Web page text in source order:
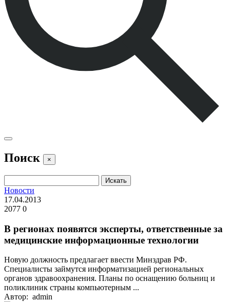
Поиск ×
Новости
17.04.2013
2077 0
В регионах появятся эксперты, ответственные за
медицинские информационные технологии
Новую должность предлагает ввести Минздрав РФ.
Специалисты займутся информатизацией региональных
органов здравоохранения. Планы по оснащению больниц и
поликлиник страны компьютерным ...
Автор: admin